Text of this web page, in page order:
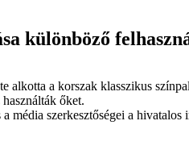
különböző
alkotta a korszak klasszikus
őket.
média szerkesztőségei a